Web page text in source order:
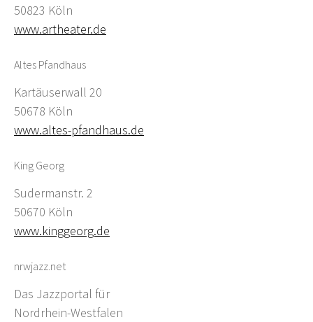
50823 Köln
www.artheater.de
Altes Pfandhaus
Kartäuserwall 20
50678 Köln
www.altes-pfandhaus.de
King Georg
Sudermanstr. 2
50670 Köln
www.kinggeorg.de
nrwjazz.net
Das Jazzportal für
Nordrhein-Westfalen